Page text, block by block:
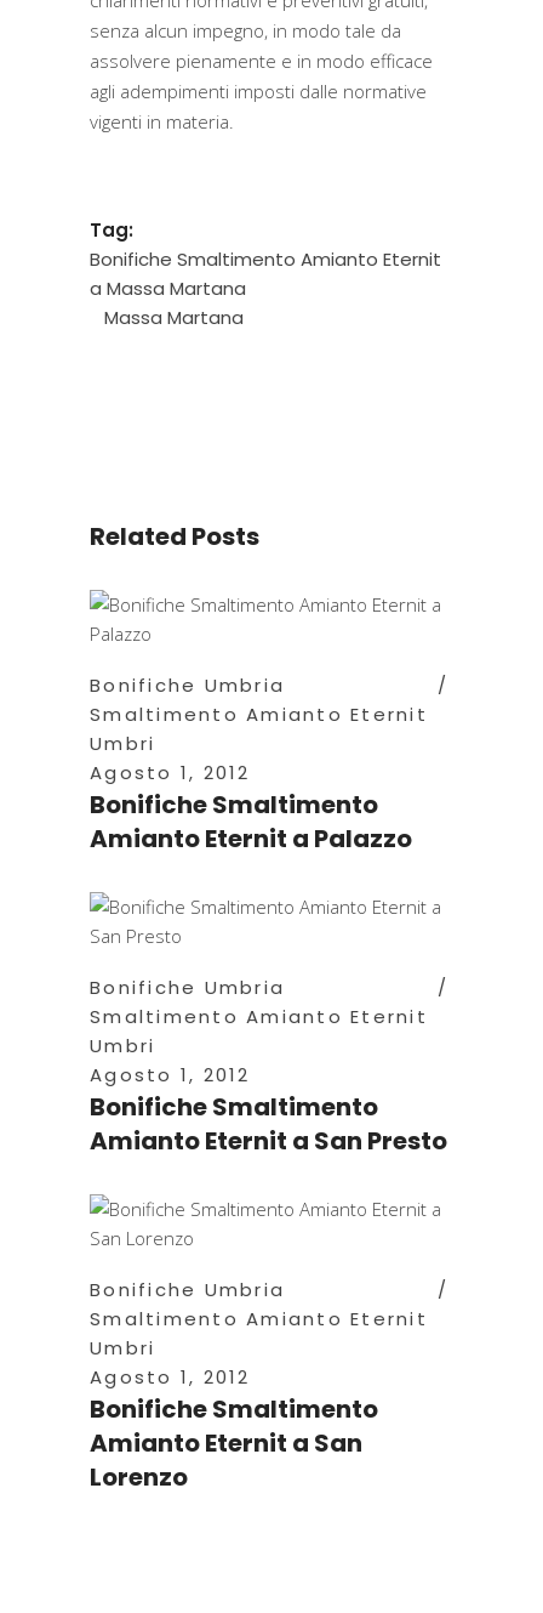
senza alcun impegno, in modo tale da
assolvere pienamente e in modo efficace
agli adempimenti imposti dalle normative
vigenti in materia.
Tag:
Bonifiche Smaltimento Amianto Eternit
a Massa Martana
Massa Martana
Related Posts
Bonifiche Umbria
Smaltimento Amianto Eternit
Umbri
Agosto 1, 2012
Bonifiche Smaltimento
Amianto Eternit a Palazzo
Bonifiche Umbria
Smaltimento Amianto Eternit
Umbri
Agosto 1, 2012
Bonifiche Smaltimento
Amianto Eternit a San Presto
Bonifiche Umbria
Smaltimento Amianto Eternit
Umbri
Agosto 1, 2012
Bonifiche Smaltimento
Amianto Eternit a San
Lorenzo